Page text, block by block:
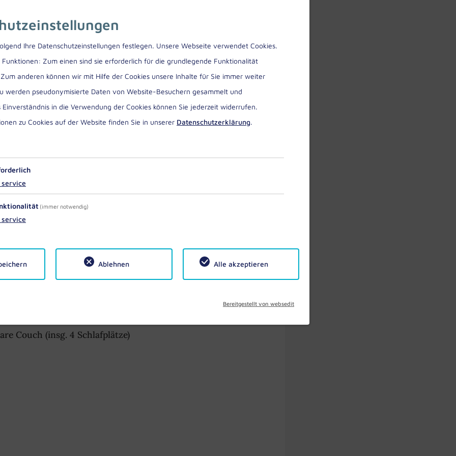
Aufenthalt buchen!
Sie in unseren
zu heißen. Ihr
für unvergessliche Tage in
Bayerns - wo Kultur,
aufeinandertreffen.
mit Hackschnitzel.
Couch (insg. 4 Schlafplätze)
Ihre Datenschutzeinstellungen festlegen. Unsere Webseite verwendet Cookies.
Funktionen: Zum einen sind sie erforderlich für die grundlegende Funktionalität
anderen können wir mit Hilfe der Cookies unsere Inhalte für Sie immer weiter
werden pseudonymisierte Daten von Website-Besuchern gesammelt und
in die Verwendung der Cookies können Sie jederzeit widerrufen.
zu Cookies auf der Website finden Sie in unserer Datenschutzerklärung.
service
(immer notwendig)
service
Ablehnen Alle akzeptieren
Bereitgestellt von websedit